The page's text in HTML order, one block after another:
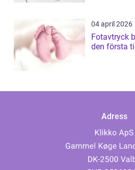
04 april 2026
Fotavtryck bebis
den första
Adress